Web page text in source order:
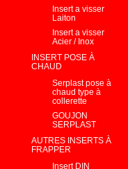
Insert a visser
Laiton
Insert a visser
Acier / Inox
INSERT POSE À
CHAUD
Serplast pose à
chaud type à
collerette
GOUJON
SERPLAST
AUTRES INSERTS À
FRAPPER
Insert DIN